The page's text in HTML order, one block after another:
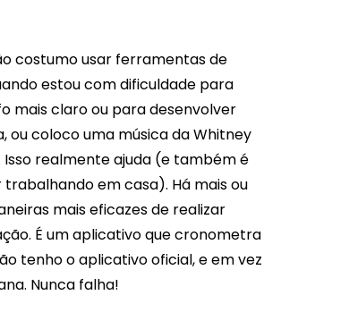
costumo usar ferramentas de
estou com dificuldade para
mais claro ou para desenvolver
ou coloco uma música da Whitney
realmente ajuda (e também é
em casa). Há mais ou
mais eficazes de realizar
É um aplicativo que cronometra
tenho o aplicativo oficial, e em vez
Nunca falha!